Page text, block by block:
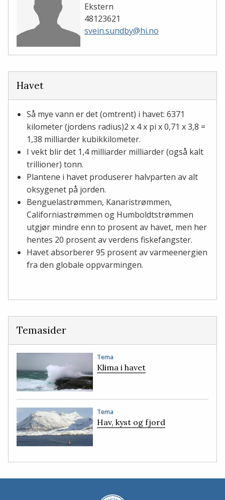
Ekstern
48123621
svein.sundby@hi.no
Havet
Så mye vann er det (omtrent) i havet: 6371
kilometer (jordens radius)2 x 4 x pi x 0,71 x 3,8 =
1,38 milliarder kubikkilometer.
I vekt blir det 1,4 milliarder milliarder (også kalt
trillioner) tonn.
Plantene i havet produserer halvparten av alt
oksygenet på jorden.
Benguelastrømmen, Kanaristrømmen,
Californiastrømmen og Humboldtstrømmen
utgjør mindre enn to prosent av havet, men her
hentes 20 prosent av verdens fiskefangster.
Havet absorberer 95 prosent av varmeenergien
fra den globale oppvarmingen.
Temasider
Tema
Klima i havet
Tema
Hav, kyst og fjord